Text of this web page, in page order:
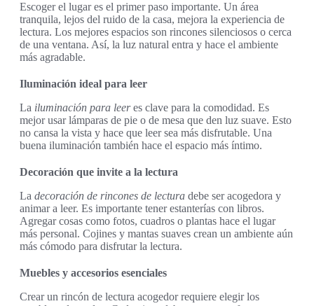
Escoger el lugar es el primer paso importante. Un área
tranquila, lejos del ruido de la casa, mejora la experiencia de
lectura. Los mejores espacios son rincones silenciosos o cerca
de una ventana. Así, la luz natural entra y hace el ambiente
más agradable.
Iluminación ideal para leer
La iluminación para leeres clave para la comodidad. Es
mejor usar lámparas de pie o de mesa que den luz suave. Esto
no cansa la vista y hace que leer sea más disfrutable. Una
buena iluminación también hace el espacio más íntimo.
Decoración que invite a la lectura
La decoración de rincones de lectura debe ser acogedora y
animar a leer. Es importante tener estanterías con libros.
Agregar cosas como fotos, cuadros o plantas hace el lugar
más personal. Cojines y mantas suaves crean un ambiente aún
más cómodo para disfrutar la lectura.
Muebles y accesorios esenciales
Crear un rincón de lectura acogedor requiere elegir los